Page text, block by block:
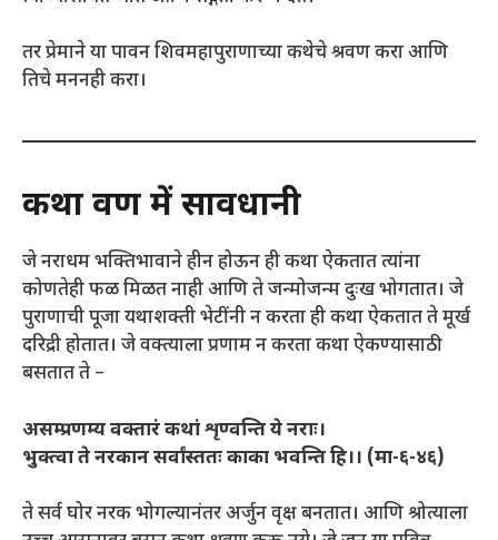
तर प्रेमाने या पावन शिवमहापुराणाच्या कथेचे श्रवण करा आणि
तिचे मननही करा।
कथा श्रवण में सावधानी
जे नराधम भक्तिभावाने हीन होऊन ही कथा ऐकतात त्यांना
कोणतेही फळ मिळत नाही आणि ते जन्मोजन्म दुःख भोगतात। जे
पुराणाची पूजा यथाशक्ती भेटींनी न करता ही कथा ऐकतात ते मूर्ख
दरिद्री होतात। जे वक्त्याला प्रणाम न करता कथा ऐकण्यासाठी
बसतात ते –
असम्प्रणम्य वक्तारं कथां शृण्वन्ति ये नराः।
भुक्त्वा ते नरकान सर्वांस्ततः काका भवन्ति हि।। (मा-६-४६)
ते सर्व घोर नरक भोगल्यानंतर अर्जुन वृक्ष बनतात। आणि श्रोत्याला